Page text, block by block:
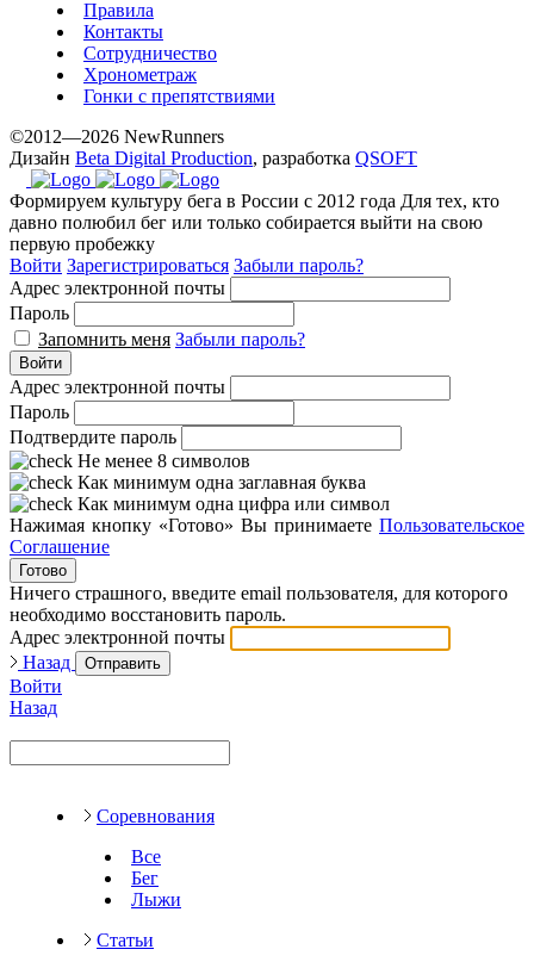
Правила
Контакты
Сотрудничество
Хронометраж
Гонки с препятствиями
©2012—2026 NewRunners
Дизайн Beta Digital Production, разработка QSOFT
Формируем культуру бега в России с 2012 года Для тех, кто
давно полюбил бег или только собирается выйти на свою
первую пробежку
Войти Зарегистрироваться Забыли пароль?
Адрес электронной почты
Пароль
Запомнить меня Забыли пароль?
Войти
Адрес электронной почты
Пароль
Подтвердите пароль
Не менее 8 символов
Как минимум одна заглавная буква
Как минимум одна цифра или символ
Нажимая кнопку «Готово» Вы принимаете Пользовательское
Соглашение
Готово
Ничего страшного, введите email пользователя, для которого
необходимо восстановить пароль.
Адрес электронной почты
Назад
Отправить
Войти
Назад
Соревнования
Все
Бег
Лыжи
Статьи